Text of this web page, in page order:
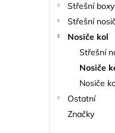
Střešní boxy
Střešní
Nosiče kol
Střešní
Nosiče
Nosiče
Ostatní
Značky